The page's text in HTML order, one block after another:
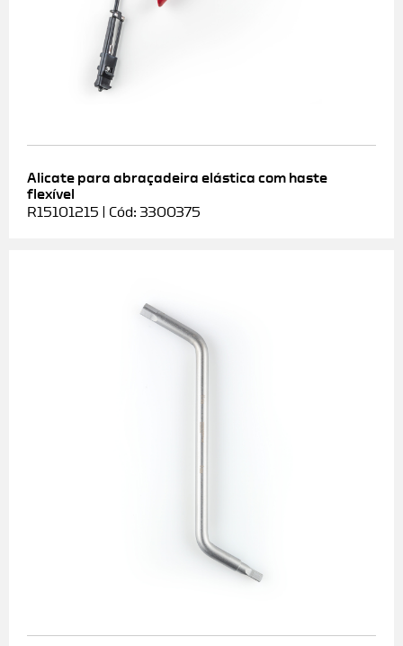
Alicate para abraçadeira elástica com haste
flexível
R15101215 | Cód: 3300375